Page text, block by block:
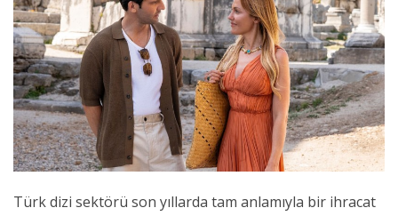
Türk dizi sektörü son yıllarda tam anlamıyla bir ihracat